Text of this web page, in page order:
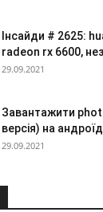
Інсайди # 2625:
radeon rx 6600,
29.09.2021
Завантажити
версія) на андроїд
29.09.2021